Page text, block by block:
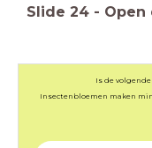
Slide 24 - Open
Is de
Insectenbloemen maken